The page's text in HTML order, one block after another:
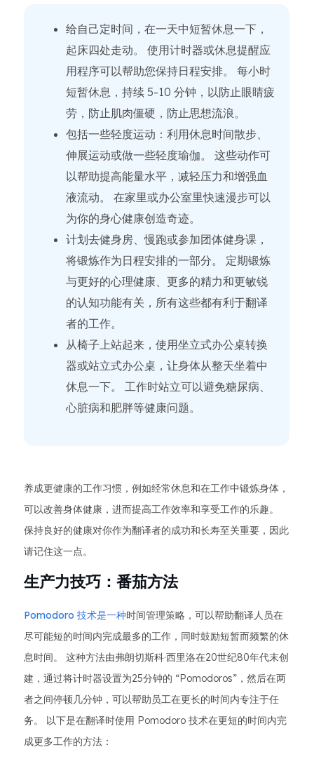
给自己定时间，在一天中短暂休息一下，
起床四处走动。 使用计时器或休息提醒应
用程序可以帮助您保持日程安排。 每小时
短暂休息，持续 5-10 分钟，以防止眼睛疲
劳，防止肌肉僵硬，防止思想流浪。
包括一些轻度运动：利用休息时间散步、
伸展运动或做一些轻度瑜伽。 这些动作可
以帮助提高能量水平，减轻压力和增强血
液流动。 在家里或办公室里快速漫步可以
为你的身心健康创造奇迹。
计划去健身房、慢跑或参加团体健身课，
将锻炼作为日程安排的一部分。 定期锻炼
与更好的心理健康、更多的精力和更敏锐
的认知功能有关，所有这些都有利于翻译
者的工作。
从椅子上站起来，使用坐立式办公桌转换
器或站立式办公桌，让身体从整天坐着中
休息一下。 工作时站立可以避免糖尿病、
心脏病和肥胖等健康问题。
养成更健康的工作习惯，例如经常休息和在工作中锻炼身体，
可以改善身体健康，进而提高工作效率和享受工作的乐趣。
保持良好的健康对你作为翻译者的成功和长寿至关重要，因此
请记住这一点。
生产力技巧：番茄方法
Pomodoro 技术是一种时间管理策略，可以帮助翻译人员在
尽可能短的时间内完成最多的工作，同时鼓励短暂而频繁的休
息时间。 这种方法由弗朗切斯科·西里洛在20世纪80年代末创
建，通过将计时器设置为25分钟的 “Pomodoros”，然后在两
者之间停顿几分钟，可以帮助员工在更长的时间内专注于任
务。 以下是在翻译时使用 Pomodoro 技术在更短的时间内完
成更多工作的方法：